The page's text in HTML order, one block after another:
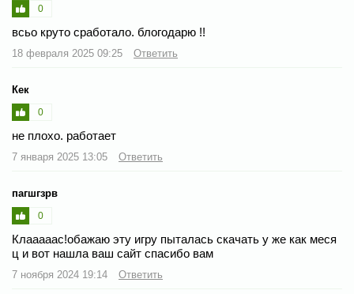
0
всьо круто сработало. блогодарю !!
18 февраля 2025 09:25 Ответить
Кек
0
не плохо. работает
7 января 2025 13:05 Ответить
пагшгзрв
0
Клааааас!обажаю эту игру пыталась скачать у же как меся
ц и вот нашла ваш сайт спасибо вам
7 ноября 2024 19:14 Ответить